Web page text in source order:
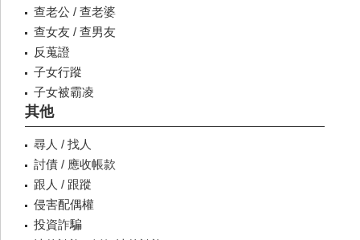
查老公 / 查老婆
查女友 / 查男友
反蒐證
子女行蹤
子女被霸凌
其他
尋人 / 找人
討債 / 應收帳款
跟人 / 跟蹤
侵害配偶權
投資詐騙